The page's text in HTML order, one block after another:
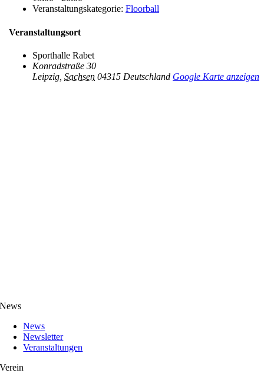
Veranstaltungskategorie: Floorball
Veranstaltungsort
Sporthalle Rabet
Konradstraße 30
Leipzig Sachsen 04315 Deutschland Google Karte anzeigen
News
News
Newsletter
Veranstaltungen
Verein